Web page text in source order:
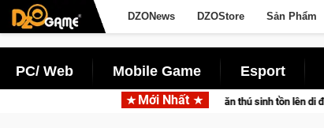
DZONews DZOStore Sản Phẩm
PC/ Web Mobile Game Esport
Mới Nhất
tấn săn thú sinh tồn lên di động với tên gọi Palworld Online